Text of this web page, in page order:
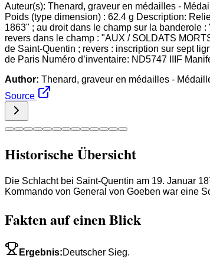
Auteur(s): Thenard, graveur en médailles -
Poids (type dimension) : 62.4 g Description:
1863" ; au droit dans le champ sur la banderole
revers dans le champ : "AUX / SOLDATS
de Saint-Quentin ; revers : inscription sur sept
de Paris Numéro d’inventaire: ND5747 IIIF
Author: Thenard, graveur en médailles -
Source
Historische Übersicht
Die Schlacht bei Saint-Quentin am 19. Januar
Kommando von General von Goeben war eine
Fakten auf einen Blick
Ergebnis:Deutscher Sieg.